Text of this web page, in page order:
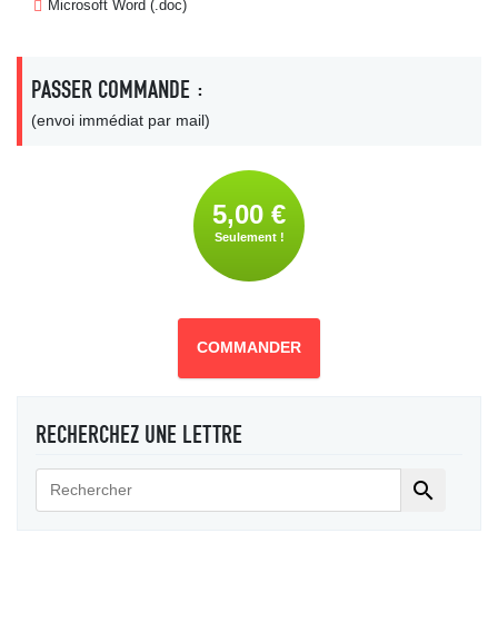
Microsoft Word (.doc)
PASSER COMMANDE :
(envoi immédiat par mail)
5,00 €
Seulement !
COMMANDER
RECHERCHEZ UNE LETTRE
